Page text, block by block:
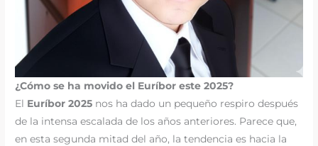
¿Cómo se ha movido el Euríbor este 2025?
El Euríbor 2025 nos ha dado un pequeño respiro después
de la intensa escalada de los años anteriores. Parece que,
en esta segunda mitad del año, la tendencia es hacia la